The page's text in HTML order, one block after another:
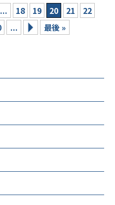
... 18 19 20 21
22
... 最後 »